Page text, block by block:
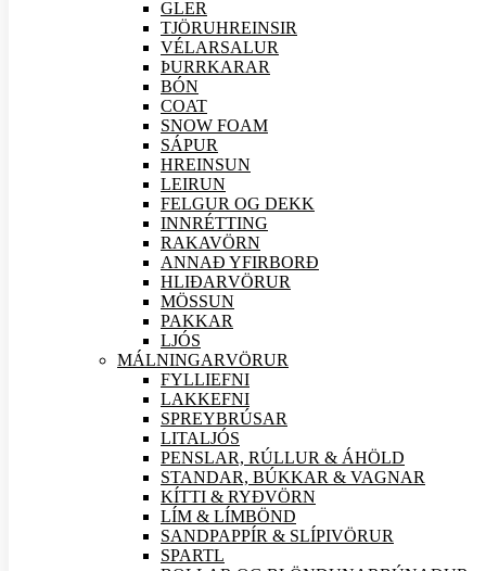
GLER
TJÖRUHREINSIR
VÉLARSALUR
ÞURRKARAR
BÓN
COAT
SNOW FOAM
SÁPUR
HREINSUN
LEIRUN
FELGUR OG DEKK
INNRÉTTING
RAKAVÖRN
ANNAÐ YFIRBORÐ
HLIÐARVÖRUR
MÖSSUN
PAKKAR
LJÓS
MÁLNINGARVÖRUR
FYLLIEFNI
LAKKEFNI
SPREYBRÚSAR
LITALJÓS
PENSLAR, RÚLLUR & ÁHÖLD
STANDAR, BÚKKAR & VAGNAR
KÍTTI & RYÐVÖRN
LÍM & LÍMBÖND
SANDPAPPÍR & SLÍPIVÖRUR
SPARTL